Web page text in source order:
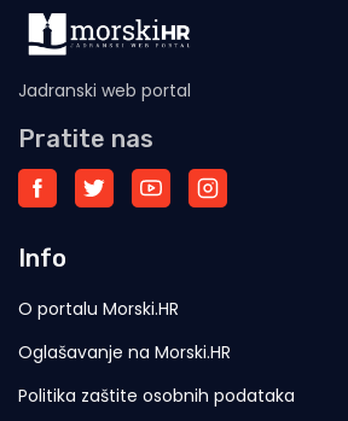
Jadranski web portal
Pratite nas
Info
O portalu Morski.HR
Oglašavanje na Morski.HR
Politika zaštite osobnih podataka